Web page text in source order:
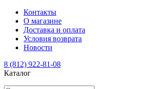
Контакты
О магазине
Доставка и оплата
Условия возврата
Новости
8 (812) 922-81-08
Каталог